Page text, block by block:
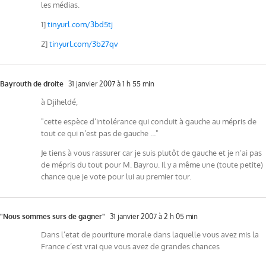
les médias.
1]tinyurl.com/3bd5tj
2]tinyurl.com/3b27qv
Bayrouth de droite 31 janvier 2007 à 1 h 55 min
à Djiheldé,
"cette espèce d’intolérance qui conduit à gauche au mépris de
tout ce qui n’est pas de gauche …"
Je tiens à vous rassurer car je suis plutôt de gauche et je n’ai pas
de mépris du tout pour M. Bayrou. Il y a même une (toute petite)
chance que je vote pour lui au premier tour.
"Nous sommes surs de gagner" 31 janvier 2007 à 2 h 05 min
Dans l’etat de pouriture morale dans laquelle vous avez mis la
France c’est vrai que vous avez de grandes chances